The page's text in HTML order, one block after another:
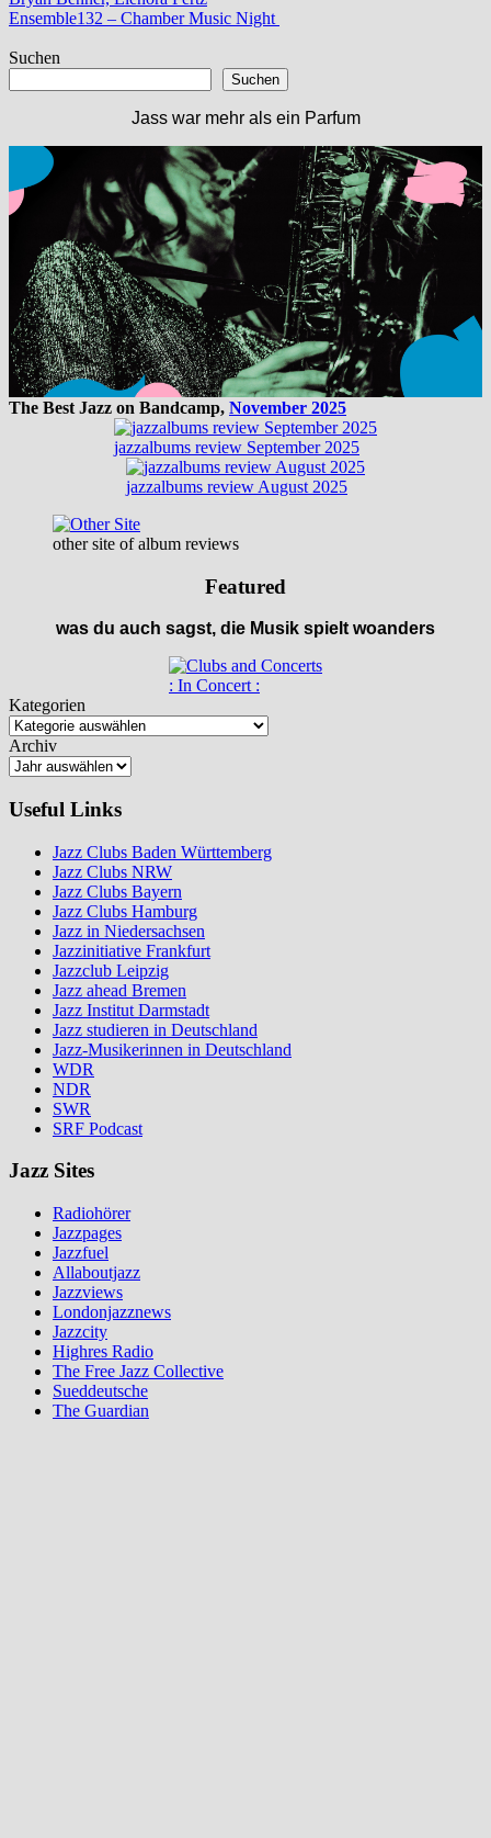
Beitrag:
Nächster
Ensemble132 – Chamber Music Night
Suchen
Suchen
Jass war mehr als ein Parfum
The Best Jazz on Bandcamp, November 2025
jazzalbums review September 2025
jazzalbums review August 2025
other site of album reviews
Featured
was du auch sagst, die Musik spielt woanders
: In Concert :
Kategorien
Archiv
Useful Links
Jazz Clubs Baden Württemberg
Jazz Clubs NRW
Jazz Clubs Bayern
Jazz Clubs Hamburg
Jazz in Niedersachsen
Jazzinitiative Frankfurt
Jazzclub Leipzig
Jazz ahead Bremen
Jazz Institut Darmstadt
Jazz studieren in Deutschland
Jazz-Musikerinnen in Deutschland
WDR
NDR
SWR
SRF Podcast
Jazz Sites
Radiohörer
Jazzpages
Jazzfuel
Allaboutjazz
Jazzviews
Londonjazznews
Jazzcity
Highres Radio
The Free Jazz Collective
Sueddeutsche
The Guardian